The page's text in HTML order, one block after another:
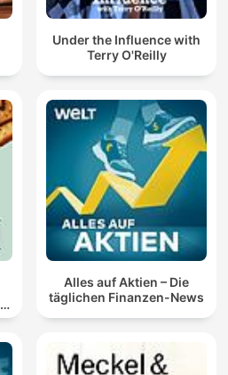
Under the Influence with
Terry O'Reilly
Alles auf Aktien – Die
täglichen Finanzen-News